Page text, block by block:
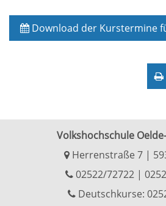
Download der Kurstermine
Volkshochschule
Herrenstraße 7 |
02522/72722|
Deutschkurse: